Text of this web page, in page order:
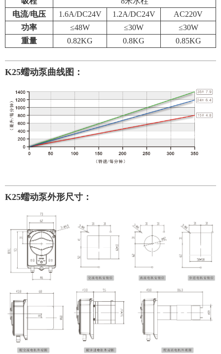
电流/电压
1.6A/DC24V 1.2A/DC24V
AC220V
功率
≤48W ≤30W
≤30W
重量
0.82KG 0.8KG 0.85KG
K25蠕动泵曲线图：
K25蠕动泵外形尺寸：